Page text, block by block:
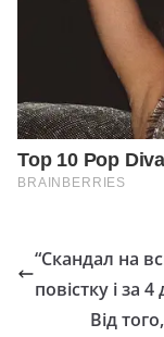
“Скандал на
повістку і за
Від